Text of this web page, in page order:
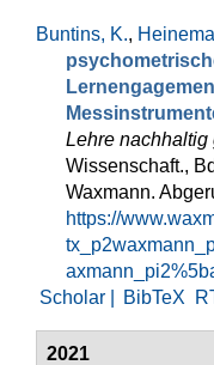
Buntins, K.,
Lehre nachhaltig
Wissenschaft.,
Waxmann.
https://
Scholar |
BibTeX
2021